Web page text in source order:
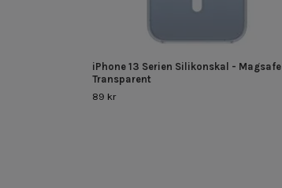
iPhone 13 Serien Silikonskal - Magsafe
Transparent
89 kr